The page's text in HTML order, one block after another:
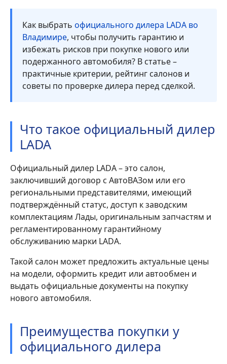
Как выбрать официального дилера LADA во
Владимире, чтобы получить гарантию и
избежать рисков при покупке нового или
подержанного автомобиля? В статье –
практичные критерии, рейтинг салонов и
советы по проверке дилера перед сделкой.
Что такое официальный дилер
LADA
Официальный дилер LADA – это салон,
заключивший договор с АвтоВАЗом или его
региональными представителями, имеющий
подтверждённый статус, доступ к заводским
комплектациям Лады, оригинальным запчастям и
регламентированному гарантийному
обслуживанию марки LADA.
Такой салон может предложить актуальные цены
на модели, оформить кредит или автообмен и
выдать официальные документы на покупку
нового автомобиля.
Преимущества покупки у
официального дилера